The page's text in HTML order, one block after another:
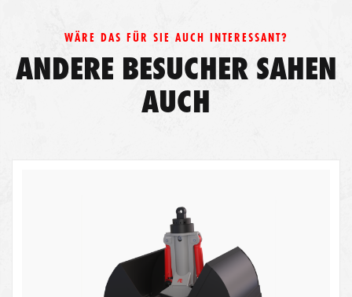
WÄRE DAS FÜR SIE AUCH INTERESSANT?
ANDERE BESUCHER SAHEN
AUCH